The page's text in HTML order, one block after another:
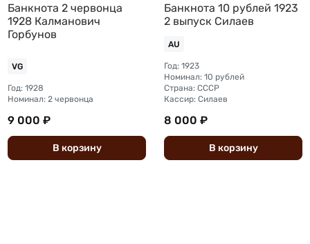
Банкнота 2 червонца
1928 Калманович
Горбунов
VG
Год: 1928
Номинал: 2 червонца
9 000 ₽
В корзину
Банкнота 10 рублей 1923
2 выпуск Силаев
AU
Год: 1923
Номинал: 10 рублей
Страна: СССР
Кассир: Силаев
8 000 ₽
В корзину